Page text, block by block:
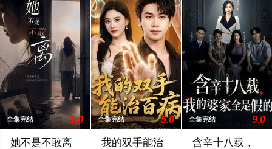
全集完结 1.0
她不是不敢离
全集完结 5.0
我的双手能治
全集完结 9.0
含辛十八载，